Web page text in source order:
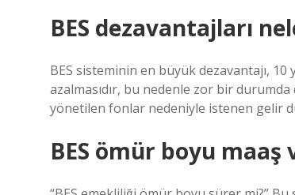
BES dezavantajları
BES sisteminin en büyük dezavantajı, 10
azalmasıdır, bu nedenle zor bir durumda
yönetilen fonlar nedeniyle istenen gelir
BES ömür boyu maaş